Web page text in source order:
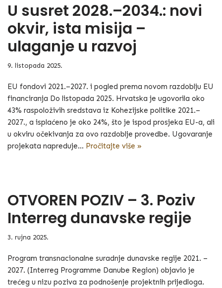
U susret 2028.–2034.: novi
okvir, ista misija –
ulaganje u razvoj
9. listopada 2025.
EU fondovi 2021.–2027. i pogled prema novom razdoblju EU
financiranja Do listopada 2025. Hrvatska je ugovorila oko
43% raspoloživih sredstava iz Kohezijske politike 2021.–
2027., a isplaćeno je oko 24%, što je ispod prosjeka EU-a, ali
u okviru očekivanja za ovo razdoblje provedbe. Ugovaranje
projekata napreduje… Pročitajte više »
OTVOREN POZIV – 3. Poziv
Interreg dunavske regije
3. rujna 2025.
Program transnacionalne suradnje dunavske regije 2021. –
2027. (Interreg Programme Danube Region) objavio je
trećeg u nizu poziva za podnošenje projektnih prijedloga.